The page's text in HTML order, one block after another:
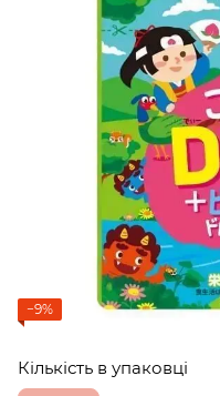
−9%
Кількість в упаковці